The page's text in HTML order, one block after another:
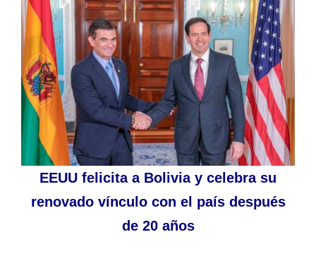
EEUU felicita a Bolivia y celebra su
renovado vínculo con el país después
de 20 años